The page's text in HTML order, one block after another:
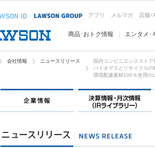
アプリ メルマガ 店舗･
商品･おトク情報 エンタメ･
会社情報 ニュースリリース
国内コンビニエンススト
バイオマスとリサイクル
環境配慮素材100％使用の
企業情報